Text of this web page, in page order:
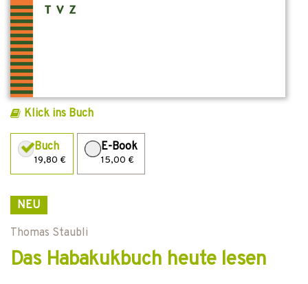
Klick ins Buch
Buch
19,80 €
E-Book
15,00 €
NEU
Thomas Staubli
Das Habakukbuch heute lesen